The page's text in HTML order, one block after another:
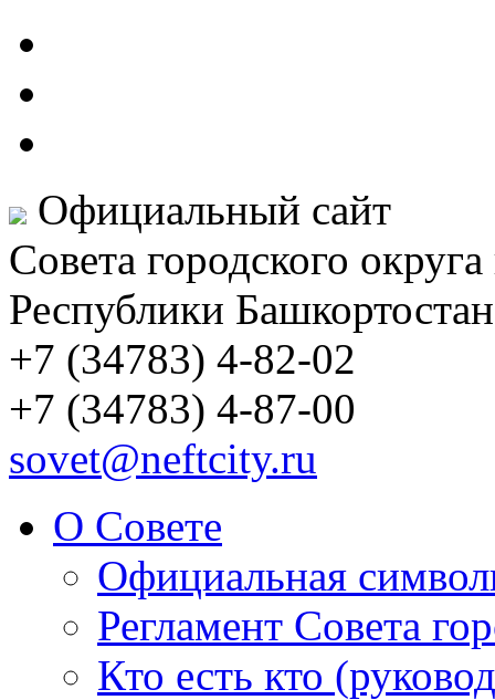
Официальный сайт
Совета городского
Республики Башкортостан
+7 (34783) 4-82-02
+7 (34783) 4-87-00
sovet@neftcity.ru
О Совете
Официальная
Регламент Совета
Кто есть кто